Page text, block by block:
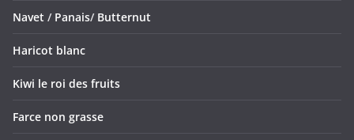
Navet / Panais/ Butternut
Haricot blanc
Kiwi le roi des fruits
Farce non grasse